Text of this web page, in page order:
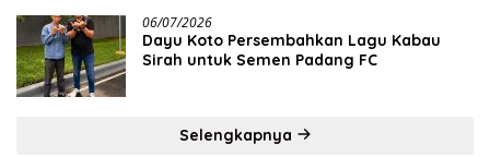
06/07/2026
Dayu Koto Persembahkan Lagu Kabau
Sirah untuk Semen Padang FC
Selengkapnya